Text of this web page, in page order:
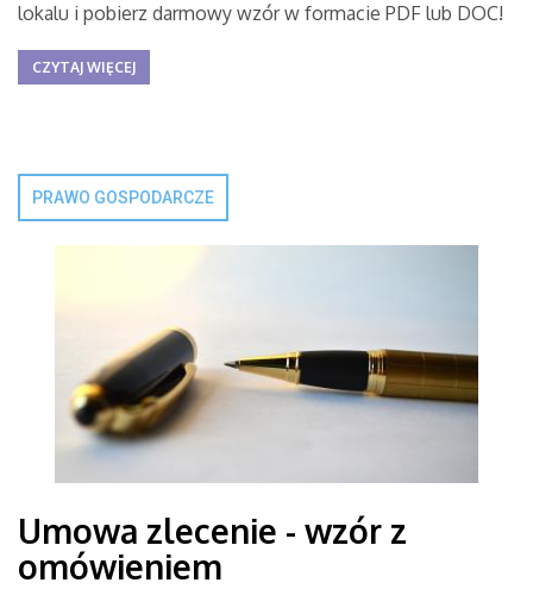
lokalu i pobierz darmowy wzór w formacie PDF lub DOC!
CZYTAJ WIĘCEJ
PRAWO GOSPODARCZE
Umowa zlecenie - wzór z
omówieniem